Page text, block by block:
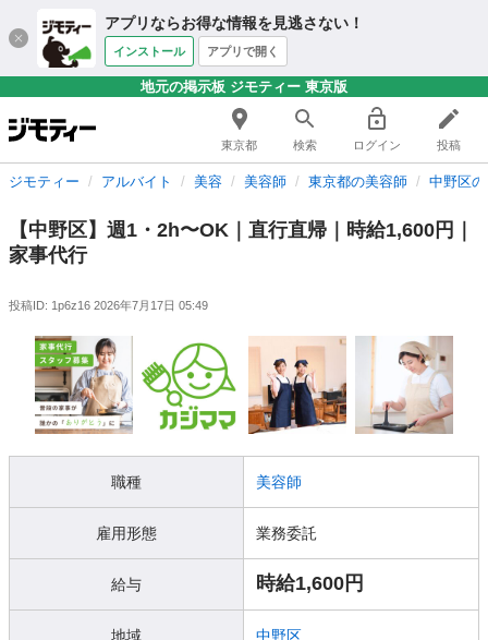
アプリならお得な情報を見逃さない！
インストール アプリで開く
地元の掲示板 ジモティー 東京版
東京都 検索 ログイン 投稿
ジモティー アルバイト 美容 美容師 東京都の美容師 中野区
【中野区】週1・2h〜OK｜直行直帰｜時給1,600円｜
家事代行
投稿ID: 1p6z16 2026年7月17日 05:49
職種 美容師
雇用形態 業務委託
給与 時給1,600円
地域 中野区